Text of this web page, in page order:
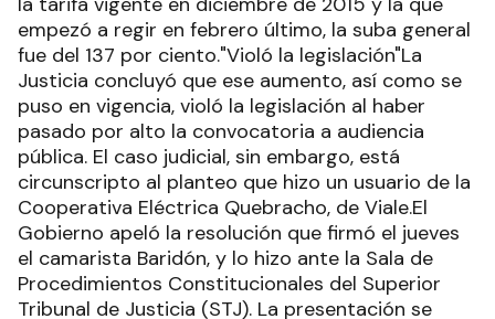
empezó a regir en febrero último, la suba general
fue del 137 por ciento."Violó la legislación"La
Justicia concluyó que ese aumento, así como se
puso en vigencia, violó la legislación al haber
pasado por alto la convocatoria a audiencia
pública. El caso judicial, sin embargo, está
circunscripto al planteo que hizo un usuario de la
Cooperativa Eléctrica Quebracho, de Viale.El
Gobierno apeló la resolución que firmó el jueves
el camarista Baridón, y lo hizo ante la Sala de
Procedimientos Constitucionales del Superior
Tribunal de Justicia (STJ). La presentación se